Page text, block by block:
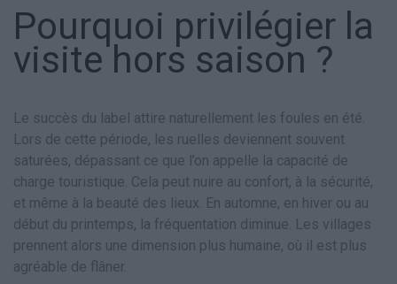
Pourquoi privilégier la
visite hors saison ?
Le succès du label attire naturellement les foules en été.
Lors de cette période, les ruelles deviennent souvent
saturées, dépassant ce que l’on appelle la capacité de
charge touristique. Cela peut nuire au confort, à la sécurité,
et même à la beauté des lieux. En automne, en hiver ou au
début du printemps, la fréquentation diminue. Les villages
prennent alors une dimension plus humaine, où il est plus
agréable de flâner.